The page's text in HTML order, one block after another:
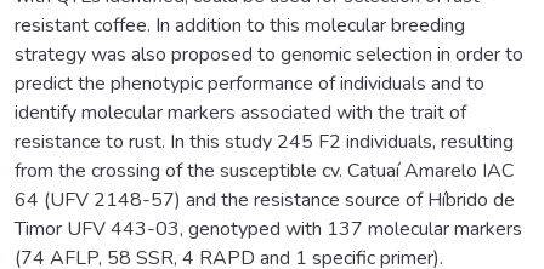
resistant coffee. In addition to this molecular breeding
strategy was also proposed to genomic selection in order to
predict the phenotypic performance of individuals and to
identify molecular markers associated with the trait of
resistance to rust. In this study 245 F2 individuals, resulting
from the crossing of the susceptible cv. Catuaí Amarelo IAC
64 (UFV 2148-57) and the resistance source of Híbrido de
Timor UFV 443-03, genotyped with 137 molecular markers
(74 AFLP, 58 SSR, 4 RAPD and 1 specific primer).